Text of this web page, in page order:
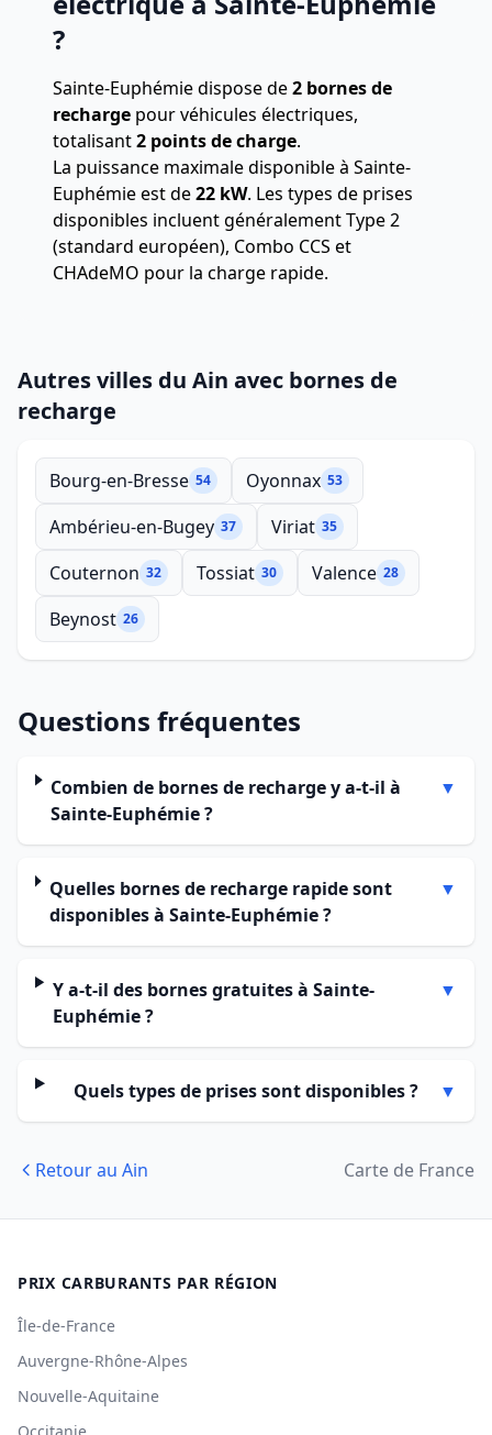
?
Sainte-Euphémie dispose de2 bornes de
recharge pour véhicules électriques,
totalisant2 points de charge.
La puissance maximale disponible à Sainte-
Euphémie est de22 kW. Les types de prises
disponibles incluent généralement Type 2
(standard européen), Combo CCS et
CHAdeMO pour la charge rapide.
Autres villes du Ain avec bornes de
recharge
Bourg-en-Bresse 54 Oyonnax 53
Ambérieu-en-Bugey 37 Viriat 35
Couternon 32 Tossiat 30 Valence 28
Beynost 26
Questions fréquentes
Combien de bornes de recharge y a-t-il à
Sainte-Euphémie ?
▼
Quelles bornes de recharge rapide sont
disponibles à Sainte-Euphémie ?
▼
Y a-t-il des bornes gratuites à Sainte-
Euphémie ?
▼
Quels types de prises sont disponibles ? ▼
Retour au Ain Carte de France
PRIX CARBURANTS PAR RÉGION
Île-de-France
Auvergne-Rhône-Alpes
Nouvelle-Aquitaine